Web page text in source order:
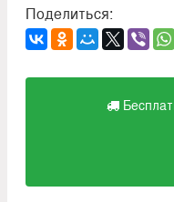
Поделиться: